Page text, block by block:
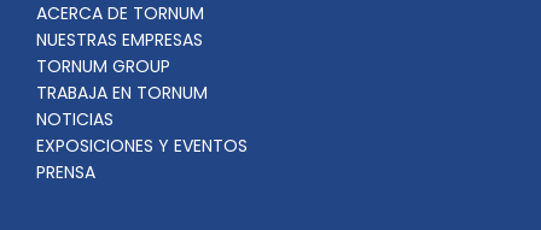
ACERCA DE TORNUM
NUESTRAS EMPRESAS
TORNUM GROUP
TRABAJA EN TORNUM
NOTICIAS
EXPOSICIONES Y EVENTOS
PRENSA